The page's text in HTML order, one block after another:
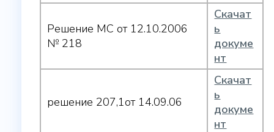
Решение МС от 12.10.2006
№ 218
Скачат
ь
докуме
нт
решение 207,1от 14.09.06
Скачат
ь
докуме
нт